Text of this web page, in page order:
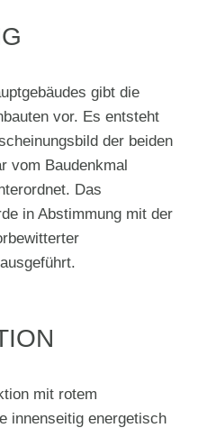
gibt die
vor. Es entsteht
der beiden
vom Baudenkmal
Das
in Abstimmung mit der
mit rotem
innenseitig energetisch